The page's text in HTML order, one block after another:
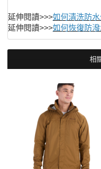
延伸閱讀>>>如何清洗防水
延伸閱讀>>>如何恢復防潑
相